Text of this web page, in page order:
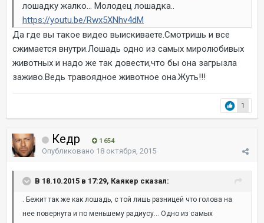
лошадку жалко... Молодец лошадка..
https://youtu.be/Rwx5XNhv4dM
Да где вы такое видео выискиваете.Смотришь и все
сжимается внутри.Лошадь одно из самых миролюбивых
животных и надо же так довести,что бы она загрызла
заживо.Ведь травоядное животное она.Жуть!!!
1
Кедр 1 654
Опубликовано 18 октября, 2015
В 18.10.2015 в 17:29, Каякер сказал:
. Бежит так же как лошадь, с той лишь разницей что голова на
нее повернута и по меньшему радиусу... Одно из самых